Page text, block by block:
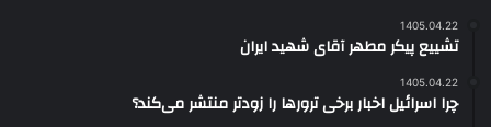
1405.04.22
تشییع پیکر مطهر آقای شهید ایران
1405.04.22
چرا اسرائیل اخبار برخی ترورها را زودتر منتشر می‌کند؟